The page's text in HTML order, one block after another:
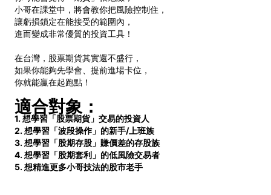
小哥在課堂中，將會教你把風險控制住，
讓虧損鎖定在能接受的範圍內，
進而變成非常優質的投資工具！
在台灣，股票期貨其實還不盛行，
如果你能夠先學會、提前進場卡位，
你就能贏在起跑點！
適合對象：
1. 想學習「股票期貨」交易的投資人
2.想學習「波段操作」的新手/上班族
3.想學習「股期存股」賺價差的存股族
4.想學習「股期套利」的低風險交易者
5.想精進更多小哥技法的股市老手